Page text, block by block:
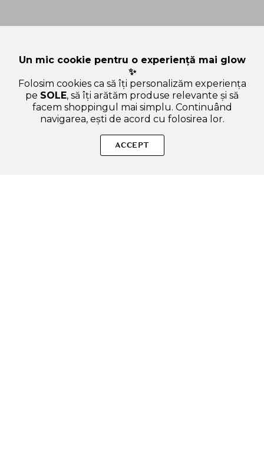
BHA Blackhead Power Liquid 100 ml - exfoliant formulat cu
BHA natural si apa din scoarta de salcie, care contribuie la
Un mic cookie pentru o experiență mai glow
✨
Folosim cookies ca să îți personalizăm experiența
pe SOLE, să îți arătăm produse relevante și să
facem shoppingul mai simplu. Continuând
navigarea, ești de acord cu folosirea lor.
ACCEPT